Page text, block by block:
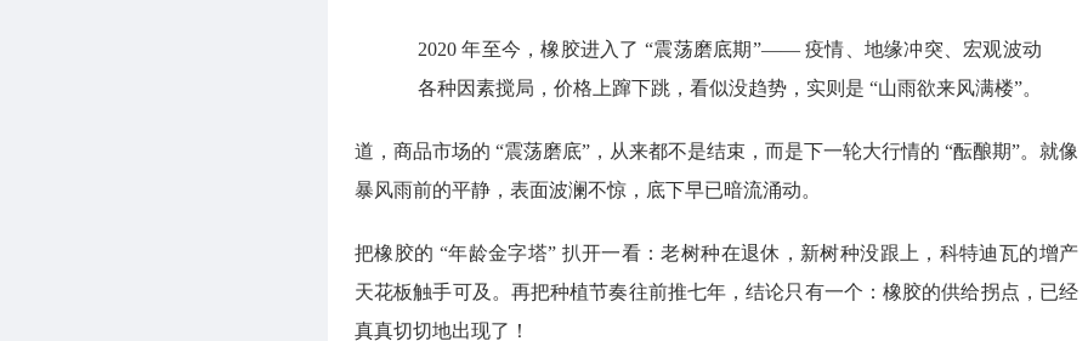
2020 年至今，橡胶进入了 “震荡磨底期”—— 疫情、地缘冲突、宏观波动
各种因素搅局，价格上蹿下跳，看似没趋势，实则是 “山雨欲来风满楼”。
道，商品市场的 “震荡磨底”，从来都不是结束，而是下一轮大行情的 “酝酿期”。就像
暴风雨前的平静，表面波澜不惊，底下早已暗流涌动。
把橡胶的 “年龄金字塔” 扒开一看：老树种在退休，新树种没跟上，科特迪瓦的增产
天花板触手可及。再把种植节奏往前推七年，结论只有一个：橡胶的供给拐点，已经
真真切切地出现了！